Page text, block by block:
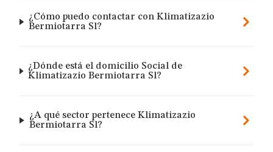
¿Cómo puedo contactar con Klimatizazio
Bermiotarra Sl?
¿Dónde está el domicilio Social de
Klimatizazio Bermiotarra Sl?
¿A qué sector pertenece Klimatizazio
Bermiotarra Sl?